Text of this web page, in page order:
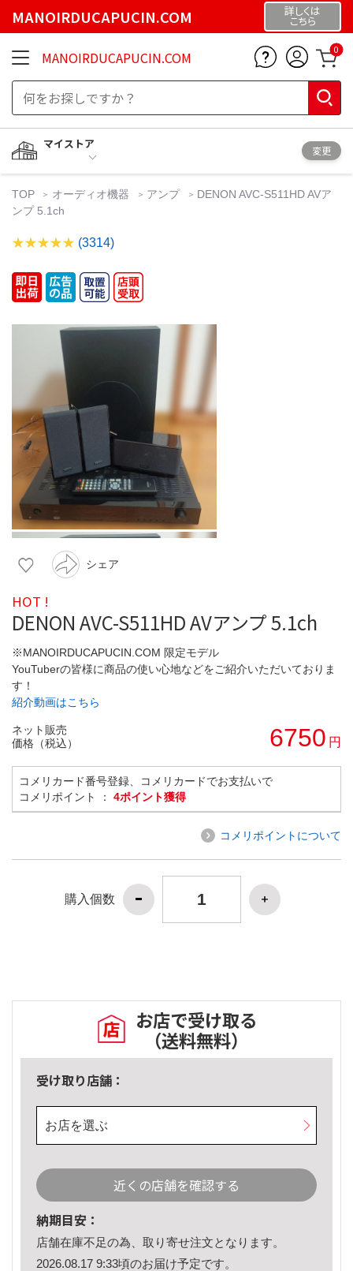
MANOIRDUCAPUCIN.COM 詳しくは
こちら
MANOIRDUCAPUCIN.COM 0
マイストア
変更
TOP オーディオ機器 アンプ
DENON AVC-S511HD AVア
ンプ 5.1ch
(3314)
シェア
HOT !
DENON AVC-S511HD AVアンプ 5.1ch
※MANOIRDUCAPUCIN.COM 限定モデル
YouTuberの皆様に商品の使い心地などをご紹介いただいておりま
す！
紹介動画はこちら
ネット販売
価格（税込）
6750 円
コメリカード番号登録、コメリカードでお支払いで
コメリポイント ： 4ポイント獲得
コメリポイントについて
購入個数
お店で受け取る
（送料無料）
受け取り店舗：
お店を選ぶ
近くの店舗を確認する
納期目安：
店舗在庫不足の為、取り寄せ注文となります。
2026.08.17 9:33頃のお届け予定です。